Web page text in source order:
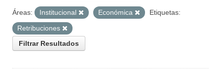
Áreas: Institucional Económica
Etiquetas:
Retribuciones
Filtrar Resultados